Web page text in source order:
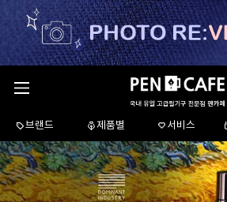
브랜드 제품별 서비스